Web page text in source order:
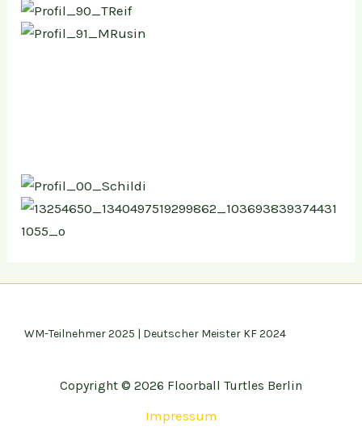
WM-Teilnehmer 2025 | Deutscher Meister KF 2024
Copyright © 2026 Floorball Turtles Berlin
Impressum